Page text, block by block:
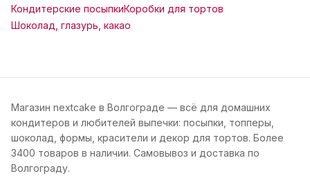
Кондитерские посыпкиКоробки для тортов
Шоколад, глазурь, какао
Магазин nextcake в Волгограде — всё для домашних
кондитеров и любителей выпечки: посыпки, топперы,
шоколад, формы, красители и декор для тортов. Более
3400 товаров в наличии. Самовывоз и доставка по
Волгограду.